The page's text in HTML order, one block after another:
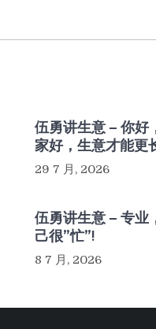
伍勇讲生意 – 你好
家好，生意才能更
29 7 月, 2026
伍勇讲生意 – 专业
己很”忙”!
8 7 月, 2026